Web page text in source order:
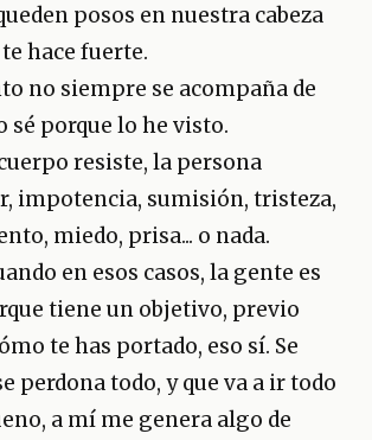
posos en nuestra cabeza
hace fuerte.
no siempre se acompaña de
sé porque lo he visto.
resiste, la persona
impotencia, sumisión, tristeza,
miedo, prisa... o nada.
en esos casos, la gente es
tiene un objetivo, previo
te has portado, eso sí. Se
perdona todo, y que va a ir todo
a mí me genera algo de